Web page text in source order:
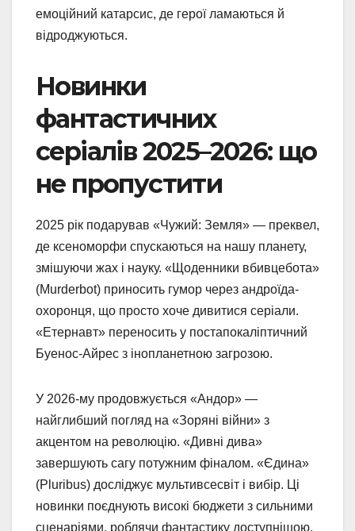
емоційний катарсис, де герої ламаються й
відроджуються.
Новинки
фантастичних
серіалів 2025–2026: що
не пропустити
2025 рік подарував «Чужий: Земля» — преквел,
де ксеноморфи спускаються на нашу планету,
змішуючи жах і науку. «Щоденники вбивцебота»
(Murderbot) приносить гумор через андроїда-
охоронця, що просто хоче дивитися серіали.
«Етернавт» переносить у постапокаліптичний
Буенос-Айрес з інопланетною загрозою.
У 2026-му продовжується «Андор» —
найглибший погляд на «Зоряні війни» з
акцентом на революцію. «Дивні дива»
завершують сагу потужним фіналом. «Єдина»
(Pluribus) досліджує мультивсесвіт і вибір. Ці
новинки поєднують високі бюджети з сильними
сценаріями, роблячи фантастику доступнішою,